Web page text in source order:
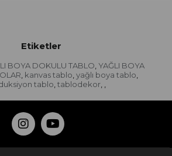
Etiketler
BOYA DOKULU TABLO, YAĞLI BOYA
, kanvas tablo, yağlı boya tablo,
tablo, tablodekor, ,